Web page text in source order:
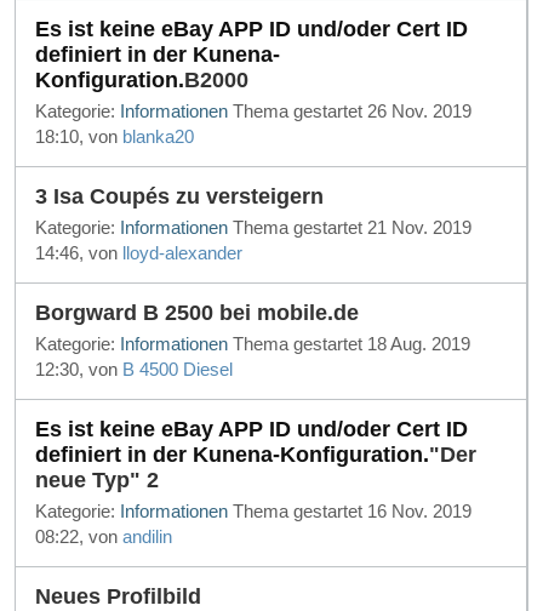
Es ist keine eBay APP ID und/oder Cert ID
definiert in der Kunena-
Konfiguration.B2000
Kategorie: Informationen Thema gestartet 26 Nov. 2019
18:10, von blanka20
3 Isa Coupés zu versteigern
Kategorie: Informationen Thema gestartet 21 Nov. 2019
14:46, von lloyd-alexander
Borgward B 2500 bei mobile.de
Kategorie: Informationen Thema gestartet 18 Aug. 2019
12:30, von B 4500 Diesel
Es ist keine eBay APP ID und/oder Cert ID
definiert in der Kunena-Konfiguration."Der
neue Typ" 2
Kategorie: Informationen Thema gestartet 16 Nov. 2019
08:22, von andilin
Neues Profilbild